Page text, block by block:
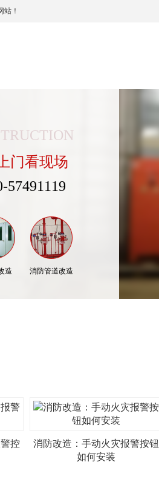
站！
门看现场
57491119
造 消防管道改造
控
消防改造：手动火灾报警按钮
如何安装